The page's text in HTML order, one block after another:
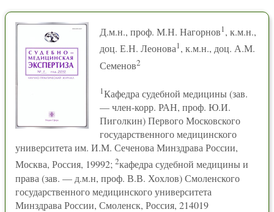
Д.м.н., проф. М.Н. Нагорнов1, к.м.н.,
доц. Е.Н. Леонова1, к.м.н., доц. А.М.
Семенов2
1Кафедра судебной медицины (зав.
— член-корр. РАН, проф. Ю.И.
Пиголкин) Первого Московского
государственного медицинского
университета им. И.М. Сеченова Минздрава России,
Москва, Россия, 19992; 2кафедра судебной медицины и
права (зав. — д.м.н, проф. В.В. Хохлов) Смоленского
государственного медицинского университета
Минздрава России, Смоленск, Россия, 214019